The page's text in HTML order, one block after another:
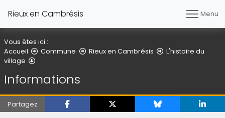
Rieux en Cambrésis Menu
Vous êtes ici :
Accueil
Commune Rieux en Cambrésis
L'histoire du
village
Informations
Partagez